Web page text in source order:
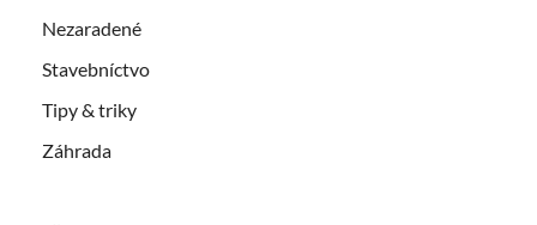
Nezaradené
Stavebníctvo
Tipy & triky
Záhrada